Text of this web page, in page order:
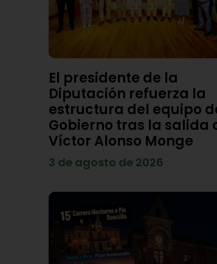
El presidente de la
Diputación refuerza la
estructura del equipo
Gobierno tras la salida
Víctor Alonso Monge
3 de agosto de 2026